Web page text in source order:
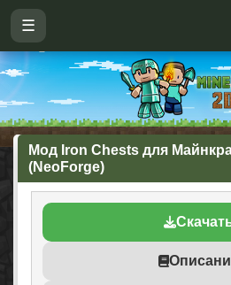
☰
Мод Iron Chests для
(NeoForge)